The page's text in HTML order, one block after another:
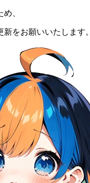
、
をお願いいたします。